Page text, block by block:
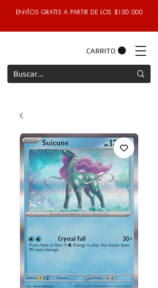
ENVÍOS GRATIS A PARTIR DE LOS $150.000
CARRITO